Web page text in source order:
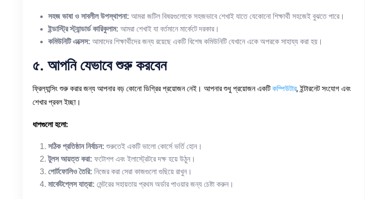
সহজ ভাষা ও সাবলীল উপস্থাপনা: আমরা জটিল বিষয়গুলোকে সহজভাবে শেখাই যাতে যেকোনো শিক্ষার্থী সহজেই বুঝতে পারে।
ইন্ডাস্ট্রি স্ট্যান্ডার্ড কারিকুলাম: আমরা শেখাই যা বর্তমানে মার্কেটে দরকার।
কমিউনিটি এক্সেস: আমাদের শিক্ষার্থীদের জন্য রয়েছে একটি বিশেষ কমিউনিটি যেখানে একে অপরকে সাহায্য করা হয়।
৫. আপনি যেভাবে শুরু করবেন
ফ্রিল্যান্সিং শুরু করার জন্য আপনার বড় কোনো ডিগ্রির প্রয়োজন নেই। আপনার শুধু প্রয়োজন একটিকম্পিউটার, ইন্টারনেট সংযোগ এবং
শেখার প্রবল ইচ্ছা।
ধাপগুলো হলো:
সঠিক প্রতিষ্ঠান নির্বাচন: শুরুতেই একটি ভালো কোর্সে ভর্তি হোন।
টুলস আয়ত্ত করা: ফটোশপ এবং ইলাস্ট্রেটরে দক্ষ হয়ে উঠুন।
পোর্টফোলিও তৈরি: নিজের করা সেরা কাজগুলো গুছিয়ে রাখুন।
মার্কেটপ্লেস যাত্রা: মেন্টরের সহায়তায় প্রথম অর্ডার পাওয়ার জন্য চেষ্টা করুন।